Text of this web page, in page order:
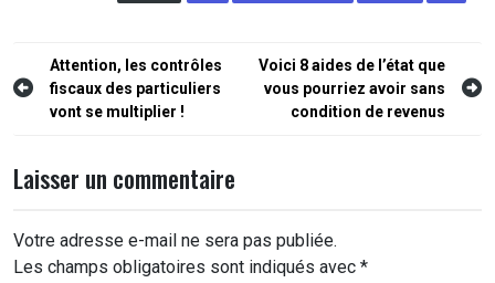
Navigation
de
Attention, les contrôles
fiscaux des particuliers
vont se multiplier !
Voici 8 aides de l’état que
vous pourriez avoir sans
condition de revenus
Laisser un commentaire
Votre adresse e-mail ne sera pas publiée.
Les champs obligatoires sont indiqués avec *